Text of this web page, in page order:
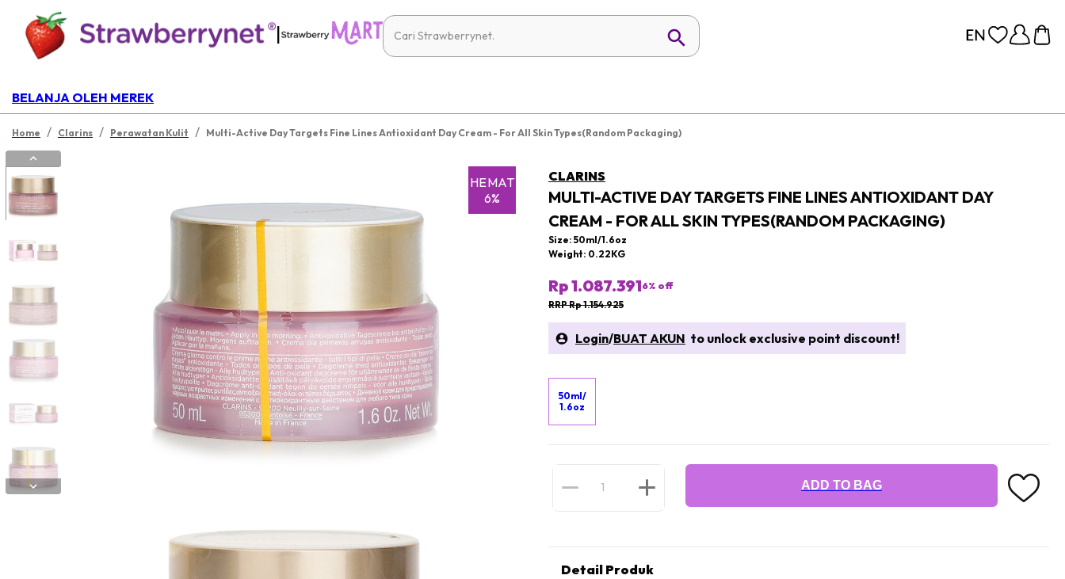
|
BELANJA OLEH MEREK
Home / Clarins / Perawatan Kulit / Multi-Active Day Targets Fine Lines Antioxidant Day Cream - For All Skin Types(Random Packaging)
HEMAT
6%
CLARINS
MULTI-ACTIVE DAY TARGETS FINE LINES ANTIOXIDANT DAY
CREAM - FOR ALL SKIN TYPES(RANDOM PACKAGING)
Size: 50ml/1.6oz
Weight: 0.22KG
Rp 1.087.3916% off
RRP Rp 1.154.925
Login/BUAT AKUN to unlock exclusive point discount!
50ml/
1.6oz
ADD TO BAG
Detail Produk